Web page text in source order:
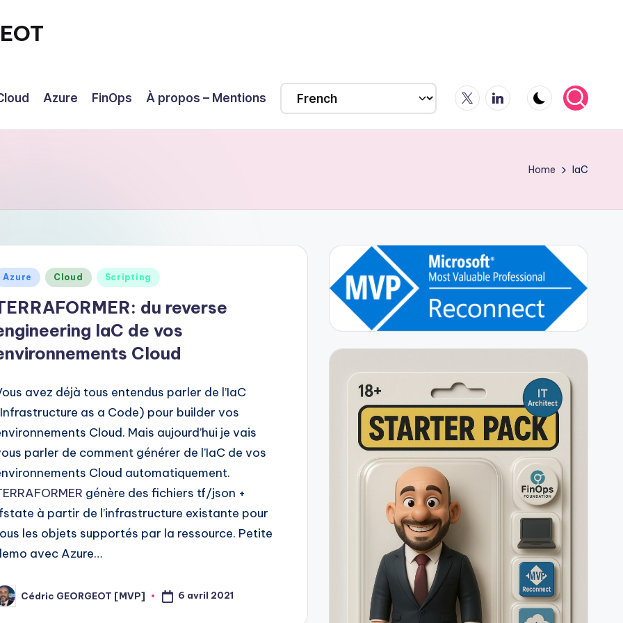
Azure FinOps À propos – Mentions X LinkedIn
Home IaC
Azure Cloud Scripting
du reverse
IaC de vos
Cloud
avez déjà tous entendus parler de l’IaC
as a Code) pour builder vos
Cloud. Mais aujourd’hui je vais
parler de comment générer de l’IaC de vos
Cloud automatiquement.
génère des fichiers tf/json +
à partir de l’infrastructure existante pour
les objets supportés par la ressource. Petite
avec Azure…
Cédric GEORGEOT [MVP] 6 avril 2021